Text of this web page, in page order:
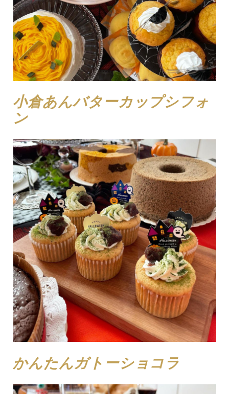
小倉あんバターカップシフォ
ン
かんたんガトーショコラ